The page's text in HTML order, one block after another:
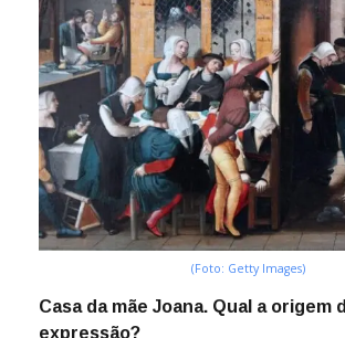
(Foto: Getty Images)
Casa da mãe Joana. Qual a origem
expressão?